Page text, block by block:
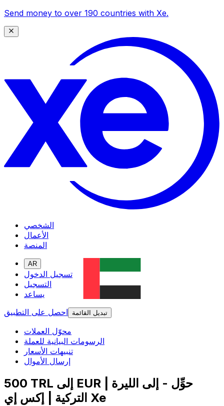
Send money to over 190 countries with Xe.
الشخصي
الأعمال
المنصة
AR
تسجيل الدخول
التسجيل
يساعد
احصل على التطبيق
تبديل القائمة
محوّل العملات
الرسومات البيانية للعملة
تنبيهات الأسعار
إرسال الأموال
500 TRL إلى EUR | حوِّل - إلى الليرة
التركية | إكس إي Xe